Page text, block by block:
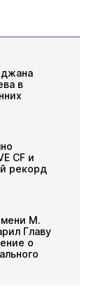
в
CF и
рекорд
М.
Главу
о